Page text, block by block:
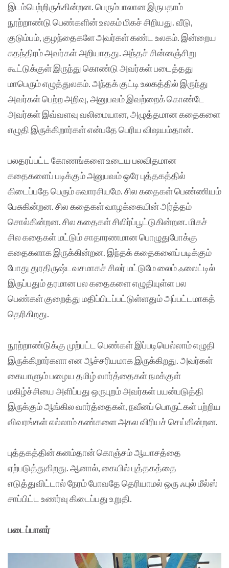
இடம்பெற்றிருக்கின்றன. பெரும்பாலான இருபதாம்
நூற்றாண்டு பெண்களின் உலகம் மிகச் சிறியது. வீடு,
குடும்பம், குழந்தைகளே அவர்கள் கண்ட உலகம். இன்றைய
சுதந்திரம் அவர்கள் அறியாதது. அந்தச் சின்னஞ்சிறு
கூட்டுக்குள் இருந்து கொண்டு அவர்கள் படைத்தது
மாபெரும் எழுத்துலகம். அந்தக் குட்டி உலகத்தில் இருந்து
அவர்கள் பெற்ற அறிவு, அனுபவம் இவற்றைக் கொண்டே
அவர்கள் இவ்வளவு வலிமையான, அழுத்தமான கதைகளை
எழுதி இருக்கிறார்கள் என்பதே பெரிய விஷயம்தான்.
பலதரப்பட்ட கோணங்களை உடைய பலவிதமான
கதைகளைப் படிக்கும் அனுபவம் ஒரே புத்தகத்தில்
கிடைப்பதே பெரும் சுவாரசியமே. சில கதைகள் பெண்ணியம்
பேசுகின்றன. சில கதைகள் வாழக்கையின் அர்த்தம்
சொல்கின்றன. சில கதைகள் சிலிர்ப்பூட்டுகின்றன. மிகச்
சில கதைகள் மட்டும் சாதாரணமான பொழுதுபோக்கு
கதைகளாக இருக்கின்றன. இந்தக் கதைகளைப் படிக்கும்
போது துரதிருஷ்டவசமாகச் சிலர் மட்டுமே லைம் ஃலைட்டில்
இருப்பதும் தரமான பல கதைகளை எழுதியுள்ள பல
பெண்கள் குறைத்து மதிப்பிடப்பட்டுள்ளதும் அப்பட்டமாகத்
தெரிகிறது.
நூற்றாண்டுக்கு முற்பட்ட பெண்கள் இப்படியெல்லாம் எழுதி
இருக்கிறார்களா என ஆச்சரியமாக இருக்கிறது. அவர்கள்
கையாளும் பழைய தமிழ் வார்த்தைகள் நமக்குள்
மகிழ்ச்சியை அளிப்பது ஒருபுறம் அவர்கள் பயன்படுத்தி
இருக்கும் ஆங்கில வார்த்தைகள், நவீனப் பொருட்கள் பற்றிய
விவரங்கள் எல்லாம் கண்களை அகல விரியச் செய்கின்றன.
புத்தகத்தின் கனம்தான் கொஞ்சம் ஆயாசத்தை
ஏற்படுத்துகிறது. ஆனால், கையில் புத்தகத்தை
எடுத்துவிட்டால் நேரம் போவதே தெரியாமல் ஒரு ஃபுல் மீல்ஸ்
சாப்பிட்ட உணர்வு கிடைப்பது உறுதி.
படைப்பாளர்